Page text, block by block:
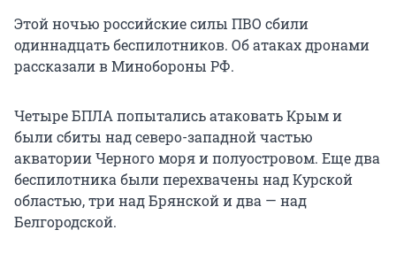
Этой ночью российские силы ПВО сбили
одиннадцать беспилотников. Об атаках дронами
рассказали в Минобороны РФ.
Четыре БПЛА попытались атаковать Крым и
были сбиты над северо-западной частью
акватории Черного моря и полуостровом. Еще два
беспилотника были перехвачены над Курской
областью, три над Брянской и два — над
Белгородской.